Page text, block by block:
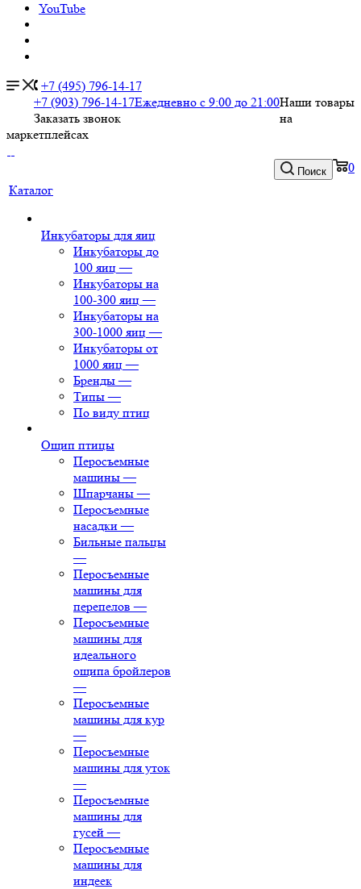
YouTube
+7 (495) 796-14-17
+7 (903) 796-14-17Ежедневно с 9:00 до 21:00
Заказать звонок
Наши товары
на
маркетплейсах
0
Поиск
Каталог
Инкубаторы для яиц
Инкубаторы до
100 яиц —
Инкубаторы на
100-300 яиц —
Инкубаторы на
300-1000 яиц —
Инкубаторы от
1000 яиц —
Бренды —
Типы —
По виду птиц
Ощип птицы
Перосъемные
машины —
Шпарчаны —
Перосъемные
насадки —
Бильные пальцы
—
Перосъемные
машины для
перепелов —
Перосъемные
машины для
идеального
ощипа бройлеров
—
Перосъемные
машины для кур
—
Перосъемные
машины для уток
—
Перосъемные
машины для
гусей —
Перосъемные
машины для
индеек